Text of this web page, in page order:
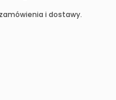
i dostawy.